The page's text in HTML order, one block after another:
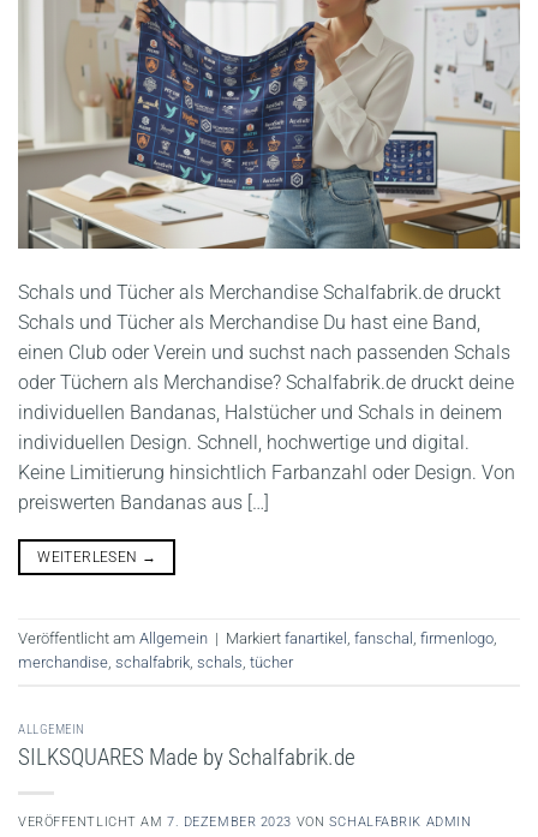
Schals und Tücher als Merchandise Schalfabrik.de druckt
Schals und Tücher als Merchandise Du hast eine Band,
einen Club oder Verein und suchst nach passenden Schals
oder Tüchern als Merchandise? Schalfabrik.de druckt deine
individuellen Bandanas, Halstücher und Schals in deinem
individuellen Design. Schnell, hochwertige und digital.
Keine Limitierung hinsichtlich Farbanzahl oder Design. Von
preiswerten Bandanas aus […]
WEITERLESEN →
Veröffentlicht am Allgemein | Markiert fanartikel , fanschal , firmenlogo,
merchandise, schalfabrik, schals, tücher
ALLGEMEIN
SILKSQUARES Made by Schalfabrik.de
VERÖFFENTLICHT AM7. DEZEMBER 2023 VON SCHALFABRIK ADMIN